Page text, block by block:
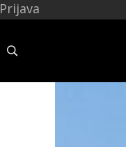
Prijava